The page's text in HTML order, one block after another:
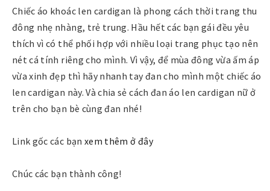
Chiếc áo khoác len cardigan là phong cách thời trang thu
đông nhẹ nhàng, trẻ trung. Hầu hết các bạn gái đều yêu
thích vì có thể phối hợp với nhiều loại trang phục tạo nên
nét cá tính riêng cho mình. Vì vậy, để mùa đông vừa ấm áp
vừa xinh đẹp thì hãy nhanh tay đan cho mình một chiếc áo
len cardigan này. Và chia sẻ cách đan áo len cardigan nữ ở
trên cho bạn bè cùng đan nhé!
Link gốc các bạn xem thêm ở đây
Chúc các bạn thành công!